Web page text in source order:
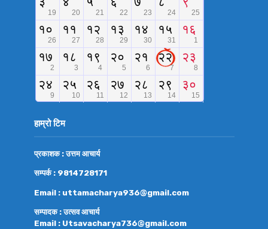
हाम्रो टिम
प्रकाशक : उत्तम आचार्य
सम्पर्क : 9814728171
Email : uttamacharya936@gmail.com
सम्पादक : उत्सव आचार्य
Email : Utsavacharya736@gmail.com